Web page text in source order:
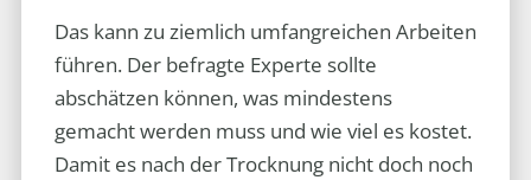
Das kann zu ziemlich umfangreichen Arbeiten
führen. Der befragte Experte sollte
abschätzen können, was mindestens
gemacht werden muss und wie viel es kostet.
Damit es nach der Trocknung nicht doch noch